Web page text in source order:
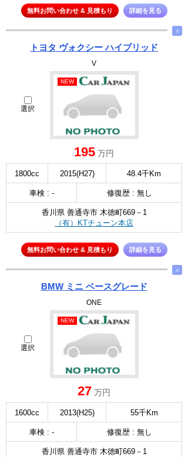
無料お問い合わせ & 見積もり 詳細を見る
∧
トヨタ ヴォクシー ハイブリッド
V
選択
NEW
195 万円
1800cc 2015(H27) 48.4千Km
車検 : - 修復歴 : 無し
香川県 善通寺市 木徳町669－1
（有）KTチューン本店
無料お問い合わせ & 見積もり 詳細を見る
∧
BMW ミニ ベースグレード
ONE
選択
NEW
27 万円
1600cc 2013(H25) 55千Km
車検 : - 修復歴 : 無し
香川県 善通寺市 木徳町669－1